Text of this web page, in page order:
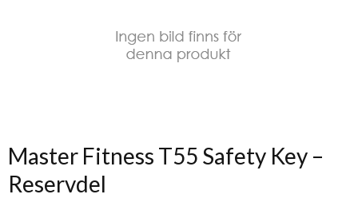
Master Fitness T55 Safety Key –
Reservdel